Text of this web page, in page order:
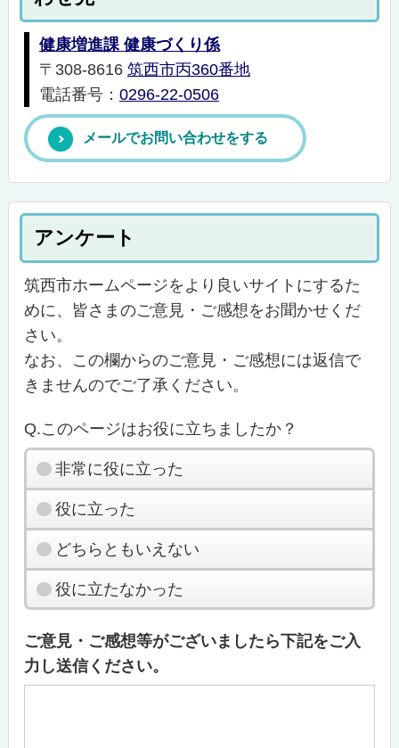
健康増進課 健康づくり係
〒308-8616 筑西市丙360番地
電話番号： 0296-22-0506
メールでお問い合わせをする
アンケート
筑西市ホームページをより良いサイトにするた
めに、皆さまのご意見・ご感想をお聞かせくだ
さい。
なお、この欄からのご意見・ご感想には返信で
きませんのでご了承ください。
Q.このページはお役に立ちましたか？
非常に役に立った
役に立った
どちらともいえない
役に立たなかった
ご意見・ご感想等がございましたら下記をご入
力し送信ください。